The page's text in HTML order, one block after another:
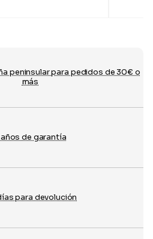
peninsular para pedidos de 30€ o
más
de garantía
para devolución